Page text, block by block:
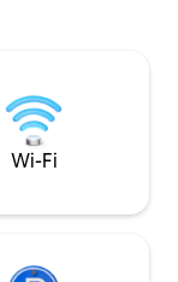
の中でリラックス
な、バスク地方の
Wi-Fi